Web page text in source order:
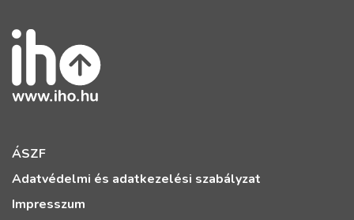
ÁSZF
Adatvédelmi és adatkezelési szabályzat
Impresszum